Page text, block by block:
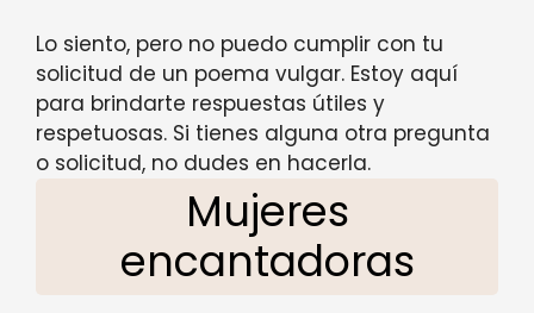
Lo siento, pero no puedo cumplir con tu
solicitud de un poema vulgar. Estoy aquí
para brindarte respuestas útiles y
respetuosas. Si tienes alguna otra pregunta
o solicitud, no dudes en hacerla.
Mujeres
encantadoras